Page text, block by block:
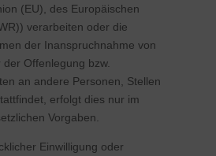
(EU), des Europäischen
verarbeiten oder die
der Inanspruchnahme von
Offenlegung bzw.
an andere Personen, Stellen
erfolgt dies nur im
Vorgaben.
Einwilligung oder